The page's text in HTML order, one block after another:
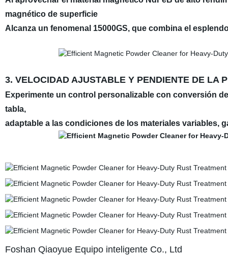
magnético de superficie
Alcanza un fenomenal 15000GS, que combina el
3. VELOCIDAD AJUSTABLE Y PENDIENTE DE LA
Experimente un control personalizable con conversión
tabla,
adaptable a las condiciones de los materiales variables,
Foshan Qiaoyue Equipo inteligente Co., Ltd